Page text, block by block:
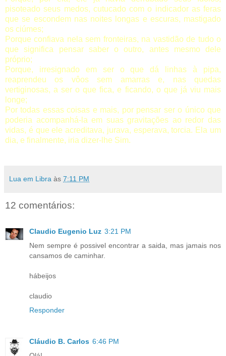
pisoteado seus medos, cutucado com o indicador as feras
que se escondem nas noites longas e escuras, mastigado
os ciúmes;
Porque confiava nela sem fronteiras, na vastidão de tudo o
que significa pensar saber o outro, antes mesmo dele
próprio;
Porque, irresignado em ser o que dá linhas à pipa,
reaprendeu os vôos sem amarras e, nas quedas
vertiginosas, a ser o que fica, e ficando, o que já viu mais
longe;
Por todas essas coisas e mais, por pensar ser o único que
poderia acompanhá-la em suas gravitações ao redor das
vidas, é que ele acreditava, jurava, esperava, torcia. Ela um
dia, e finalmente, iria dizer-lhe Sim.
Lua em Libra às 7:11 PM
12 comentários:
Claudio Eugenio Luz 3:21 PM
Nem sempre é possivel encontrar a saida, mas jamais nos
cansamos de caminhar.
hábeijos
claudio
Responder
Cláudio B. Carlos 6:46 PM